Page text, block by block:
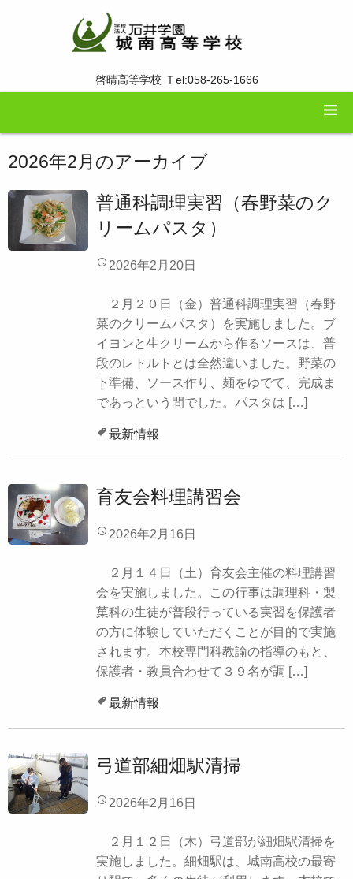
啓晴高等学校 Ｔel:058-265-1666
2026年2月 のアーカイブ
普通科調理実習（春野菜のク
リームパスタ）
2026年2月20日
２月２０日（金）普通科調理実習（春野
菜のクリームパスタ）を実施しました。ブ
イヨンと生クリームから作るソースは、普
段のレトルトとは全然違いました。野菜の
下準備、ソース作り、麺をゆでて、完成ま
であっという間でした。パスタは […]
最新情報
育友会料理講習会
2026年2月16日
２月１４日（土）育友会主催の料理講習
会を実施しました。この行事は調理科・製
菓科の生徒が普段行っている実習を保護者
の方に体験していただくことが目的で実施
されます。本校専門科教諭の指導のもと、
保護者・教員合わせて３９名が調 […]
最新情報
弓道部細畑駅清掃
2026年2月16日
２月１２日（木）弓道部が細畑駅清掃を
実施しました。細畑駅は、城南高校の最寄